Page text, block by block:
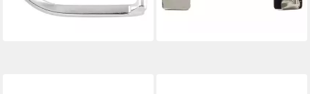
lieferbar - in 2-3 Werktagen bei dir lieferbar - in 2-3 Werktagen bei dir